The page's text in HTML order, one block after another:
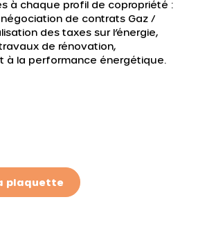
à chaque profil de copropriété :
de contrats Gaz /
des taxes sur l’énergie,
de rénovation,
à la performance énergétique.
plaquette